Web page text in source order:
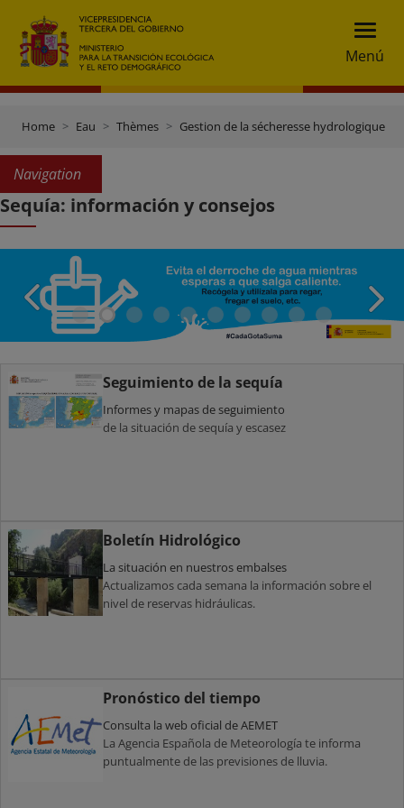
Menú
Home Eau Thèmes Gestion de la sécheresse hydrologique
Navigation
Sequía: información y consejos
Seguimiento de la sequía
Informes y mapas de seguimiento
de la situación de sequía y escasez
Boletín Hidrológico
La situación en nuestros embalses
Actualizamos cada semana la información sobre el
nivel de reservas hidráulicas.
Pronóstico del tiempo
Consulta la web oficial de AEMET
La Agencia Española de Meteorología te informa
puntualmente de las previsiones de lluvia.